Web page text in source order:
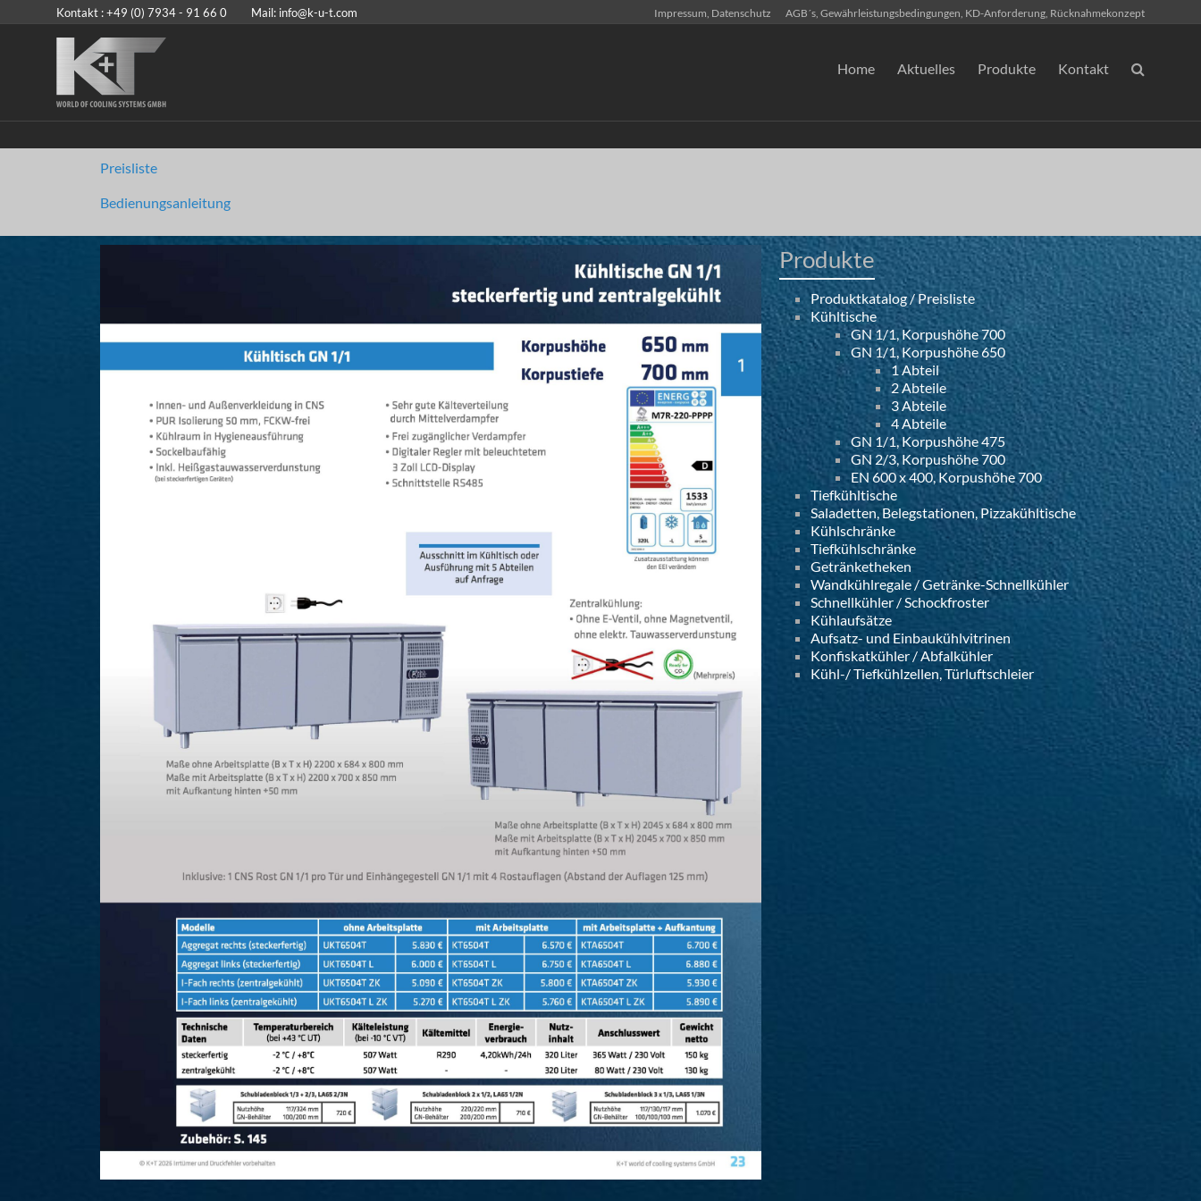
Kontakt : +49 (0) 7934 - 91 66 0 Mail: info@k-u-t.com Impressum, Datenschutz AGB´s, Gewährleistungsbedingungen, KD-Anforderung, Rücknahmekonzept
Home Aktuelles Produkte Kontakt
Preisliste
Bedienungsanleitung
Produkte
Produktkatalog / Preisliste
Kühltische
GN 1/1, Korpushöhe 700
GN 1/1, Korpushöhe 650
1 Abteil
2 Abteile
3 Abteile
4 Abteile
GN 1/1, Korpushöhe 475
GN 2/3, Korpushöhe 700
EN 600 x 400, Korpushöhe 700
Tiefkühltische
Saladetten, Belegstationen, Pizzakühltische
Kühlschränke
Tiefkühlschränke
Getränketheken
Wandkühlregale / Getränke-Schnellkühler
Schnellkühler / Schockfroster
Kühlaufsätze
Aufsatz- und Einbaukühlvitrinen
Konfiskatkühler / Abfalkühler
Kühl-/ Tiefkühlzellen, Türluftschleier